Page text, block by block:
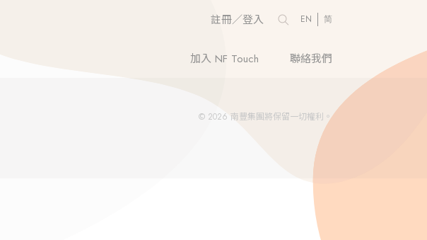
註冊／登入 EN 简
加入 NF Touch 聯絡我們
© 2026 南豐集團將保留一切權利。